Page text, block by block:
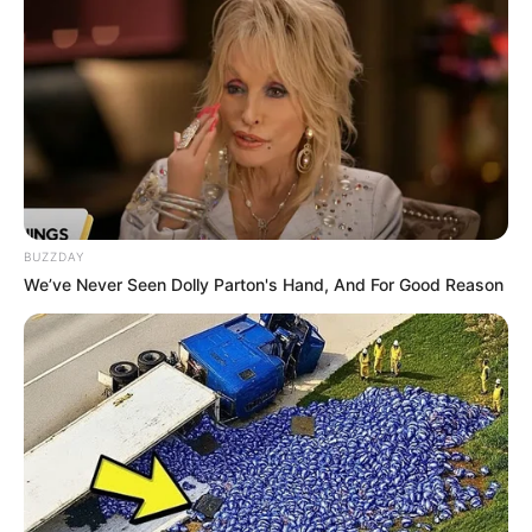
complejos procedimientos de reconstrucción ósea para
intentar salvar sus extremidades.
LEA TAMBIÉN
Centro histórico de Cartagena se
queda sin luz este miércoles por
cortes de Afinia: revise horarios
"Mi hijo salió del hospital, pero ya no tiene dónde
quedarse. Él y su hermano están prácticamente solos en
Brasil. Una persona les dio alojamiento por una semana,
pero necesitamos traerlo a Cartagena para continuar su
recuperación", expresó la madre.
Ingrid explicó que José Gabriel aún necesita una nueva
intervención quirúrgica y que su estado de salud le ha
BUZZDAY
We’ve Never Seen Dolly Parton's Hand, And For Good Reason